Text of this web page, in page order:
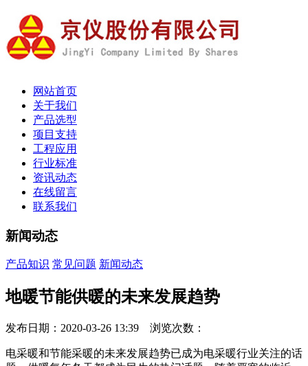
网站首页
关于我们
产品选型
项目支持
工程应用
行业标准
资讯动态
在线留言
联系我们
新闻动态
产品知识 常见问题 新闻动态
地暖节能供暖的未来发展趋势
发布日期：2020-03-26 13:39 浏览次数：
电采暖和节能采暖的未来发展趋势已成为电采暖行业关注的话